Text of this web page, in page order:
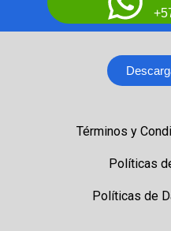
Términos y
Políticas
Políticas de